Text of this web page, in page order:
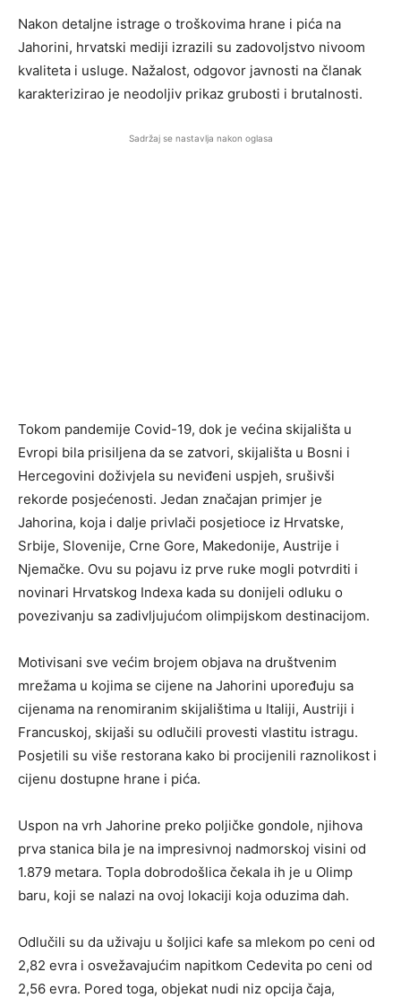
Nakon detaljne istrage o troškovima hrane i pića na
Jahorini, hrvatski mediji izrazili su zadovoljstvo nivoom
kvaliteta i usluge. Nažalost, odgovor javnosti na članak
karakterizirao je neodoljiv prikaz grubosti i brutalnosti.
Sadržaj se nastavlja nakon oglasa
Tokom pandemije Covid-19, dok je većina skijališta u
Evropi bila prisiljena da se zatvori, skijališta u Bosni i
Hercegovini doživjela su neviđeni uspjeh, srušivši
rekorde posjećenosti. Jedan značajan primjer je
Jahorina, koja i dalje privlači posjetioce iz Hrvatske,
Srbije, Slovenije, Crne Gore, Makedonije, Austrije i
Njemačke. Ovu su pojavu iz prve ruke mogli potvrditi i
novinari Hrvatskog Indexa kada su donijeli odluku o
povezivanju sa zadivljujućom olimpijskom destinacijom.
Motivisani sve većim brojem objava na društvenim
mrežama u kojima se cijene na Jahorini upoređuju sa
cijenama na renomiranim skijalištima u Italiji, Austriji i
Francuskoj, skijaši su odlučili provesti vlastitu istragu.
Posjetili su više restorana kako bi procijenili raznolikost i
cijenu dostupne hrane i pića.
Uspon na vrh Jahorine preko poljičke gondole, njihova
prva stanica bila je na impresivnoj nadmorskoj visini od
1.879 metara. Topla dobrodošlica čekala ih je u Olimp
baru, koji se nalazi na ovoj lokaciji koja oduzima dah.
Odlučili su da uživaju u šoljici kafe sa mlekom po ceni od
2,82 evra i osvežavajućim napitkom Cedevita po ceni od
2,56 evra. Pored toga, objekat nudi niz opcija čaja,